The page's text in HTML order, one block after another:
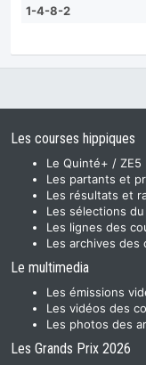
1-4-8-2
Les courses hippiques
Le Quinté+ / ZE5
Les partants et
Les résultats et
Les sélections
Les lignes des
Les archives des
Le multimedia
Les émissions
Les vidéos des
Les photos des
Les Grands Prix 2026